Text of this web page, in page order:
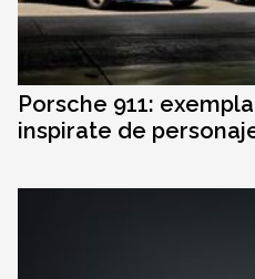
Porsche 911:
inspirate de